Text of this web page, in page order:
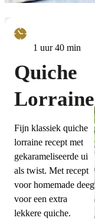
1 uur
uur 40minuten
min
Quiche
Lorraine
Fijn klassiek quiche
lorraine recept met
gekarameliseerde ui
als twist. Met recept
voor homemade deeg
voor een extra
lekkere quiche.